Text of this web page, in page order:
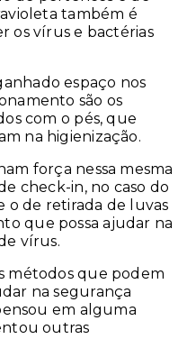
também é
os vírus e bactérias
espaço nos
são os
com o pés, que
na higienização.
força nessa mesma
check-in, no caso do
o de retirada de luvas
que possa ajudar na
vírus.
métodos que podem
na segurança
em alguma
outras